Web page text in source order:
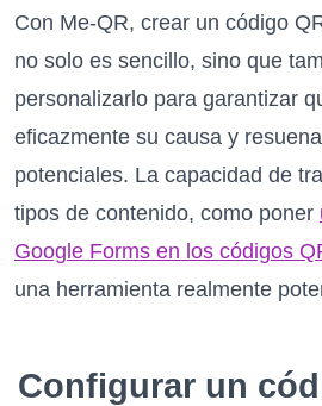
Con Me-QR, crear un código
no solo es sencillo, sino que
personalizarlo para garantizar
eficazmente su causa y
potenciales. La capacidad de
tipos de contenido, como poner
Google Forms en los códigos
una herramienta realmente
Configurar un